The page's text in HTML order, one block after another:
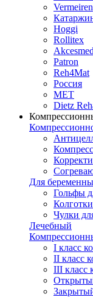
Vermeiren
Hoggi
Rollitex
Akcesmed
Patron
Reh4Mat
Россия
МЕТ
Dietz
Для
Гольфы
Чулки
Лечебный
I класс
II класс
III класс